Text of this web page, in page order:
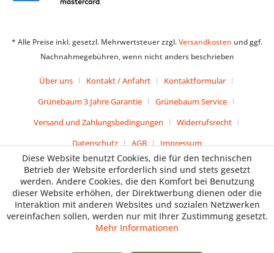
* Alle Preise inkl. gesetzl. Mehrwertsteuer zzgl.Versandkosten und ggf.
Nachnahmegebühren, wenn nicht anders beschrieben
Über uns Kontakt / Anfahrt
Kontaktformular
Grünebaum 3 Jahre Garantie
Grünebaum Service
Versand und Zahlungsbedingungen
Widerrufsrecht
Datenschutz
AGB Impressum
Diese Website benutzt Cookies, die für den technischen
Betrieb der Website erforderlich sind und stets gesetzt
werden. Andere Cookies, die den Komfort bei Benutzung
dieser Website erhöhen, der Direktwerbung dienen oder die
Interaktion mit anderen Websites und sozialen Netzwerken
vereinfachen sollen, werden nur mit Ihrer Zustimmung gesetzt.
Mehr Informationen